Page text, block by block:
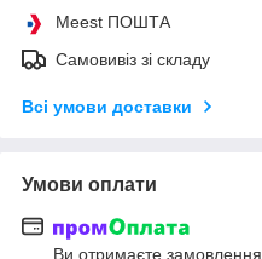
Meest ПОШТА
Самовивіз зі складу
Всі умови доставки
Умови оплати
Ви отримаєте замовлення